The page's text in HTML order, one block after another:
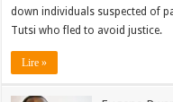
down individuals suspected of
Tutsi who fled to avoid justice.
Lire »